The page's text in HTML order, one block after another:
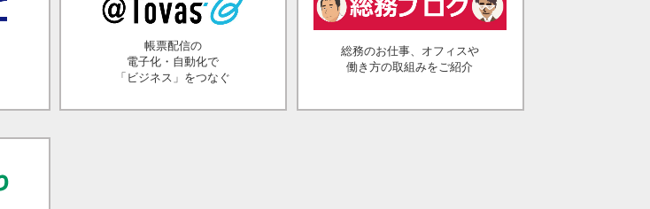
帳票配信の
電子化・自動化で
「ビジネス」をつなぐ
総務のお仕事、オフィスや
働き方の取組みをご紹介